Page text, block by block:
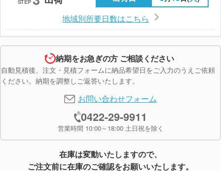
STEP
地域別所要日数はこちら
納期をお急ぎの方 ご相談ください
自動見積後、注文・見積フォームに納品希望日をご入力のうえご依頼
ください。納期を調整しご返答いたします。
お問い合わせフォーム
0422-29-9911
営業時間 10:00～18:00 土日祝を除く
在庫は変動いたしますので、
ご注文前に在庫のご確認をお願いいたします。